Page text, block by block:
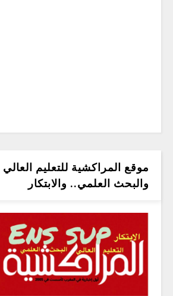
موقع المراكشية للتعليم العالي
والبحث العلمي.. والابتكار